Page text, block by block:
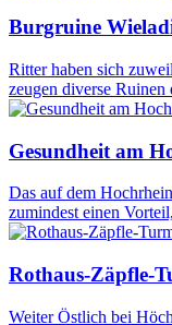
Burgruine
Ritter haben sich
zeugen diverse
Gesundheit am
Das auf dem
zumindest einen
Rothaus-Zäpfle-
Weiter Östlich bei